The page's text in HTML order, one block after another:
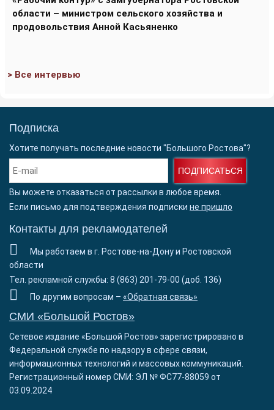
области – министром сельского хозяйства и
продовольствия Анной Касьяненко
> Все интервью
Подписка
Хотите получать последние новости "Большого Ростова"?
ПОДПИСАТЬСЯ
Вы можете отказаться от рассылки в любое время.
Если письмо для подтверждения подписки не пришло
Контакты для рекламодателей
Мы работаем в г. Ростове-на-Дону и Ростовской
области
Тел. рекламной службы: 8 (863) 201-79-00 (доб. 136)
По другим вопросам – «Обратная связь»
СМИ «Большой Ростов»
Сетевое издание «Большой Ростов» зарегистрировано в
Федеральной службе по надзору в сфере связи,
информационных технологий и массовых коммуникаций.
Регистрационный номер СМИ: ЭЛ № ФС77-88059 от
03.09.2024